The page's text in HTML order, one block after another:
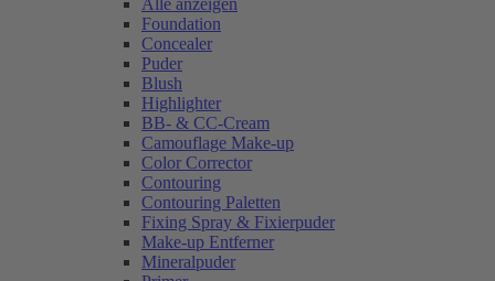
Alle anzeigen
Foundation
Concealer
Puder
Blush
Highlighter
BB- & CC-Cream
Camouflage Make-up
Color Corrector
Contouring
Contouring Paletten
Fixing Spray & Fixierpuder
Make-up Entferner
Mineralpuder